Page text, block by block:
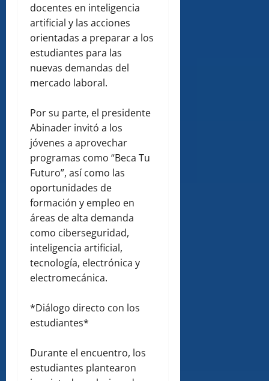
docentes en inteligencia
artificial y las acciones
orientadas a preparar a los
estudiantes para las
nuevas demandas del
mercado laboral.
Por su parte, el presidente
Abinader invitó a los
jóvenes a aprovechar
programas como “Beca Tu
Futuro”, así como las
oportunidades de
formación y empleo en
áreas de alta demanda
como ciberseguridad,
inteligencia artificial,
tecnología, electrónica y
electromecánica.
*Diálogo directo con los
estudiantes*
Durante el encuentro, los
estudiantes plantearon